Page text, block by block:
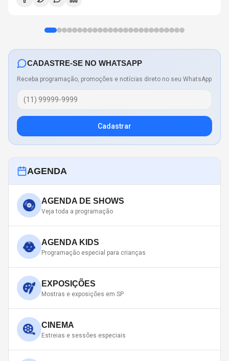
CADASTRE-SE NO WHATSAPP
Receba programação, promoções e notícias direto no seu WhatsApp
Cadastrar
AGENDA
AGENDA DE SHOWS
Veja toda a programação
AGENDA KIDS
Programação especial para crianças
EXPOSIÇÕES
Mostras e exposições em SP
CINEMA
Estreias e sessões especiais